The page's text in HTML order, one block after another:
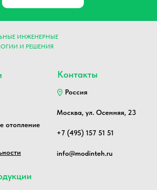
ИНЖЕНЕРНЫЕ
И РЕШЕНИЯ
Контакты
Россия
+7 (495) 157 51 51
Москва, ул. Осенняя, 23
info@modinteh.ru
отопление